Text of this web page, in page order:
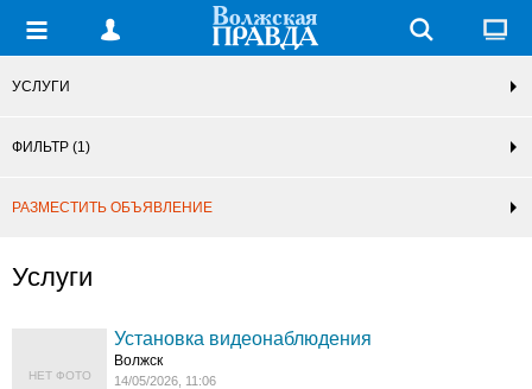
УСЛУГИ
ФИЛЬТР (1)
РАЗМЕСТИТЬ ОБЪЯВЛЕНИЕ
Услуги
НЕТ ФОТО
Установка видеонаблюдения
Волжск
14/05/2026, 11:06